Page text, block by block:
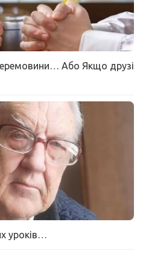
Або Якщо друзі
уроків…